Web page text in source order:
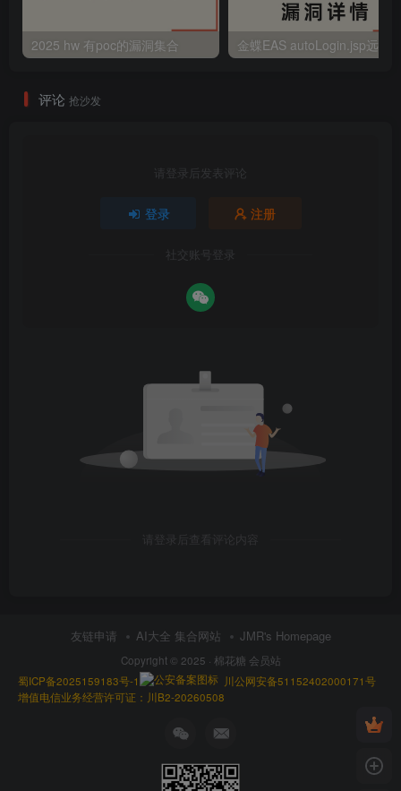
2025 hw 有poc的漏洞集合
评论 抢沙发
请登录后发表评论
登录 注册
社交账号登录
请登录后查看评论内容
友链申请 AI大全 集合网站 JMR's Homepage
Copyright © 2025 · 棉花糖 会员站
蜀ICP备2025159183号-1
川公网安备51152402000171号
增值电信业务经营许可证：川B2-20260508